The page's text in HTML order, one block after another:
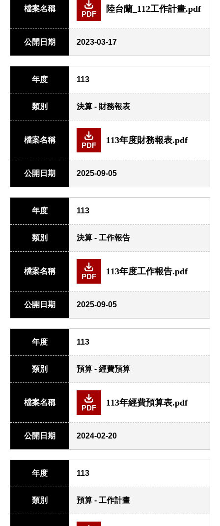
檔案名稱
PDF
陸台蘭_112工作計畫.pdf
公開日期 2023-03-17
年度 113
類別 決算 - 財務報表
檔案名稱
PDF
113年度財務報表.pdf
公開日期 2025-09-05
年度 113
類別 決算 - 工作報告
檔案名稱
PDF
113年度工作報告.pdf
公開日期 2025-09-05
年度 113
類別 預算 - 經費預算
檔案名稱
PDF
113年經費預算表.pdf
公開日期 2024-02-20
年度 113
類別 預算 - 工作計畫